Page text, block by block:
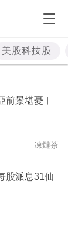
美股科技股
前景堪憂︳
凍鏈茶
股派息31仙